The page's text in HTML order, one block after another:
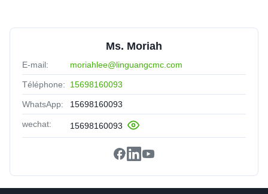
Ms. Moriah
E-mail: moriahlee@linguangcmc.com
Téléphone: 15698160093
WhatsApp: 15698160093
wechat: 15698160093